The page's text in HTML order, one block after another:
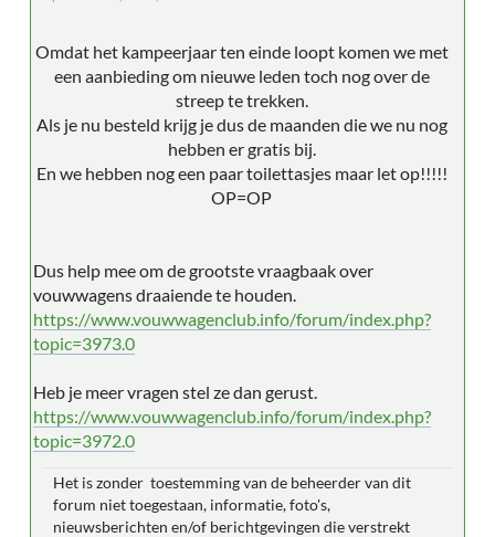
Omdat het kampeerjaar ten einde loopt komen we met
een aanbieding om nieuwe leden toch nog over de
streep te trekken.
Als je nu besteld krijg je dus de maanden die we nu nog
hebben er gratis bij.
En we hebben nog een paar toilettasjes maar let op!!!!!
OP=OP
Dus help mee om de grootste vraagbaak over
vouwwagens draaiende te houden.
https://www.vouwwagenclub.info/forum/index.php?
topic=3973.0
Heb je meer vragen stel ze dan gerust.
https://www.vouwwagenclub.info/forum/index.php?
topic=3972.0
Het is zonder toestemming van de beheerder van dit
forum niet toegestaan, informatie, foto's,
nieuwsberichten en/of berichtgevingen die verstrekt